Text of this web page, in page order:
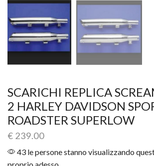
SCARICHI REPLICA
2 HARLEY DAVIDSON
ROADSTER SUPERLOW
€ 239.00
43 le persone stanno visualizzando